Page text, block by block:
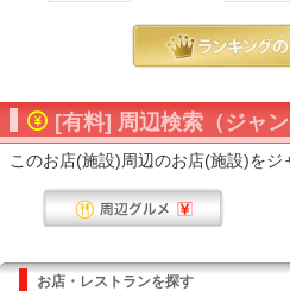
[有料] 周辺検索（ジャン
このお店(施設)周辺のお店(施設)をジ
お店・レストランを探す